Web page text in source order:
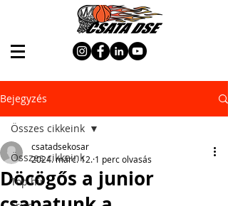
Bejegyzés
Összes cikkeink
Top hír
Összes cikkeink
Döcögős a junior
csatadsekosar
2024. márc. 12. 1 perc olvasás